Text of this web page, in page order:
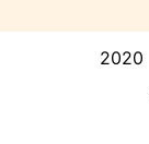
2020